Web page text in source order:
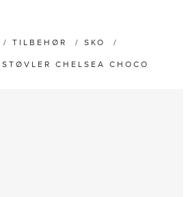
/ TILBEHØR / SKO /
CHELSEA CHOCO